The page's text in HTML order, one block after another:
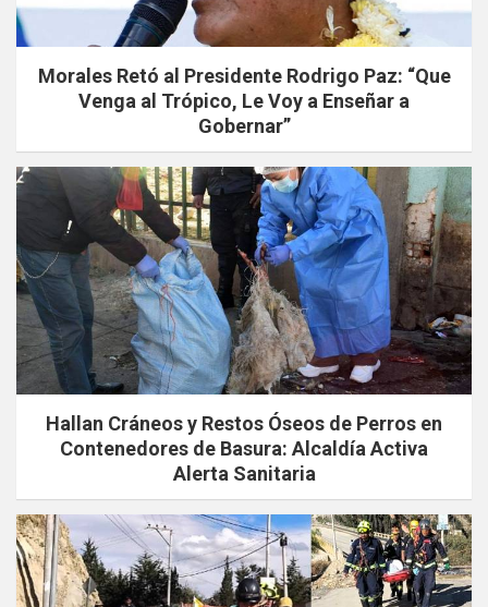
Morales Retó al Presidente Rodrigo Paz: “Que
Venga al Trópico, Le Voy a Enseñar a
Gobernar”
Hallan Cráneos y Restos Óseos de Perros en
Contenedores de Basura: Alcaldía Activa
Alerta Sanitaria